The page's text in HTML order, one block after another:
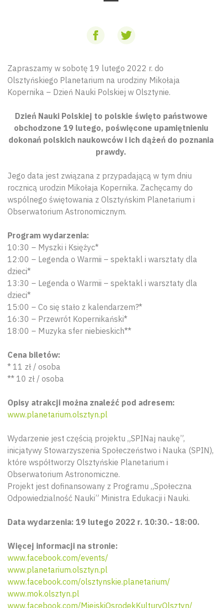
Zapraszamy w sobotę 19 lutego 2022 r. do
Olsztyńskiego Planetarium na urodziny Mikołaja
Kopernika – Dzień Nauki Polskiej w Olsztynie.
Dzień Nauki Polskiej to polskie święto państwowe
obchodzone 19 lutego, poświęcone upamiętnieniu
dokonań polskich naukowców i ich dążeń do poznania
prawdy.
Jego data jest związana z przypadającą w tym dniu
rocznicą urodzin Mikołaja Kopernika. Zachęcamy do
wspólnego świętowania z Olsztyńskim Planetarium i
Obserwatorium Astronomicznym.
Program wydarzenia:
10:30 – Myszki i Księżyc*
12:00 – Legenda o Warmii – spektakl i warsztaty dla
dzieci*
13:30 – Legenda o Warmii – spektakl i warsztaty dla
dzieci*
15:00 – Co się stało z kalendarzem?*
16:30 – Przewrót Kopernikański*
18:00 – Muzyka sfer niebieskich**
Cena biletów:
* 11 zł / osoba
** 10 zł / osoba
Opisy atrakcji można znaleźć pod adresem:
www.planetarium.olsztyn.pl
Wydarzenie jest częścią projektu „SPINaj naukę”,
inicjatywy Stowarzyszenia Społeczeństwo i Nauka (SPIN),
które współtworzy Olsztyńskie Planetarium i
Obserwatorium Astronomiczne.
Projekt jest dofinansowany z Programu „Społeczna
Odpowiedzialność Nauki” Ministra Edukacji i Nauki.
Data wydarzenia: 19 lutego 2022 r. 10:30.- 18:00.
Więcej informacji na stronie:
www.facebook.com/events/
www.planetarium.olsztyn.pl
www.facebook.com/olsztynskie.planetarium/
www.mok.olsztyn.pl
www.facebook.com/MiejskiOsrodekKulturyOlsztyn/